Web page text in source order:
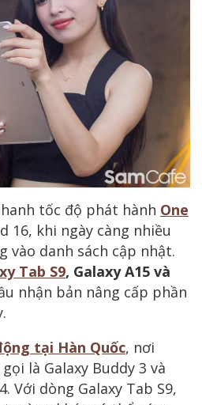
tốc độ phát hành One
16, khi ngày càng nhiều
vào danh sách cập nhật.
Tab S9, Galaxy A15 và
nhận bản nâng cấp phần
tại Hàn Quốc, nơi
là Galaxy Buddy 3 và
Với dòng Galaxy Tab S9,